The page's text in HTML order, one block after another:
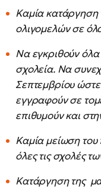
Καμία κατάργηση
ολιγομελών σε
Να εγκριθούν όλα
σχολεία. Να
Σεπτεμβρίου
εγγραφούν σε
επιθυμούν και
Καμία μείωση
όλες τις σχολές
Κατάργηση της